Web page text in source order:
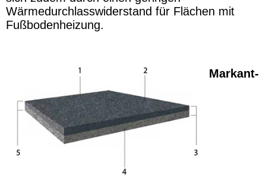
Wärmedurchlasswiderstand für Flächen mit
Fußbodenheizung.
Markant-